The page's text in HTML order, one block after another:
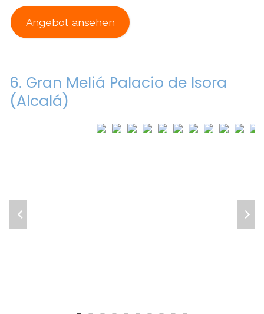
Angebot ansehen
6. Gran Meliá Palacio de Isora
(Alcalá)